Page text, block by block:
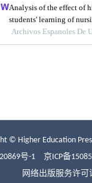
© Higher Education
号-1
京ICP备
网络出版服务许可